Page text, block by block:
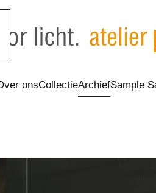
onsCollectieArchiefSample